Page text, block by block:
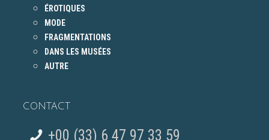
ÉROTIQUES
MODE
FRAGMENTATIONS
DANS LES MUSÉES
AUTRE
CONTACT
+00 (33) 6 47 97 33 59